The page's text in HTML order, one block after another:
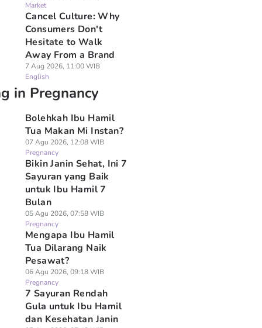
Market
Cancel Culture: Why
Consumers Don't
Hesitate to Walk
Away From a Brand
7 Aug 2026, 11:00 WIB
English
in Pregnancy
Bolehkah Ibu Hamil
Tua Makan Mi Instan?
07 Agu 2026, 12:08 WIB
Pregnancy
Bikin Janin Sehat, Ini 7
Sayuran yang Baik
untuk Ibu Hamil 7
Bulan
05 Agu 2026, 07:58 WIB
Pregnancy
Mengapa Ibu Hamil
Tua Dilarang Naik
Pesawat?
06 Agu 2026, 09:18 WIB
Pregnancy
7 Sayuran Rendah
Gula untuk Ibu Hamil
dan Kesehatan Janin